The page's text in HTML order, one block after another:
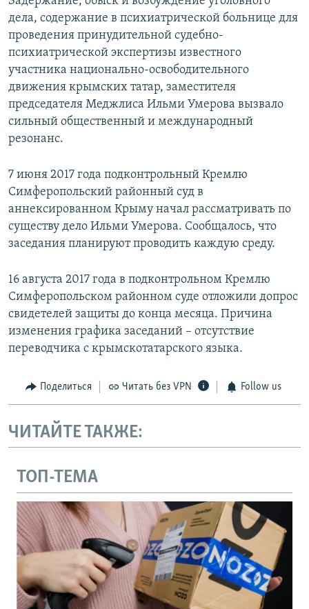
дела, содержание в психиатрической больнице для
проведения принудительной судебно-
психиатрической экспертизы известного
участника национально-освободительного
движения крымских татар, заместителя
председателя Меджлиса Ильми Умерова вызвало
сильный общественный и международный
резонанс.
7 июня 2017 года подконтрольный Кремлю
Симферопольский районный суд в
аннексированном Крыму начал рассматривать по
существу дело Ильми Умерова. Сообщалось, что
заседания планируют проводить каждую среду.
16 августа 2017 года в подконтрольном Кремлю
Симферопольском районном суде отложили допрос
свидетелей защиты до конца месяца. Причина
изменения графика заседаний – отсутствие
переводчика с крымскотатарского языка.
Поделиться Читать без VPN Follow us
ЧИТАЙТЕ ТАКЖЕ:
ТОП-ТЕМА